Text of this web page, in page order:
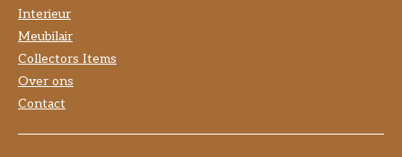
Interieur
Meubilair
Collectors Items
Over ons
Contact